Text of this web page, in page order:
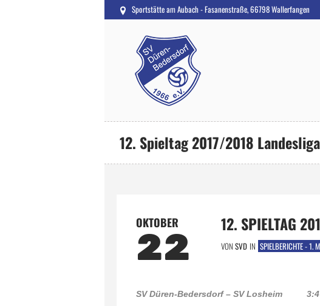
Sportstätte am Aubach - Fasanenstraße, 66798 Wallerfangen
12. Spieltag 2017/2018
OKTOBER
22
12. SPIELTAG
VON SVD IN SPIELBERICHTE - 1.
SV Düren-Bedersdorf – SV Losheim 3:4